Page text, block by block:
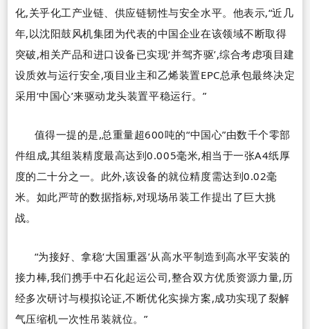
化,关乎化工产业链、供应链韧性与安全水平。他表示,“近几
年,以沈阳鼓风机集团为代表的中国企业在该领域不断取得
突破,相关产品和进口设备已实现‘并驾齐驱’,综合考虑项目建
设质效与运行安全,项目业主和乙烯装置EPC总承包最终决定
采用‘中国心’来驱动龙头装置平稳运行。 ”
值得一提的是,总重量超600吨的“中国心”由数千个零部
件组成,其组装精度最高达到0.005毫米,相当于一张A4纸厚
度的二十分之一。此外,该设备的就位精度需达到0.02毫
米。如此严苛的数据指标,对现场吊装工作提出了巨大挑
战。
“为接好、拿稳‘大国重器’从高水平制造到高水平安装的
接力棒,我们携手中石化起运公司,整合双方优质资源力量,历
经多次研讨与模拟论证,不断优化实操方案,成功实现了裂解
气压缩机一次性吊装就位。 ”